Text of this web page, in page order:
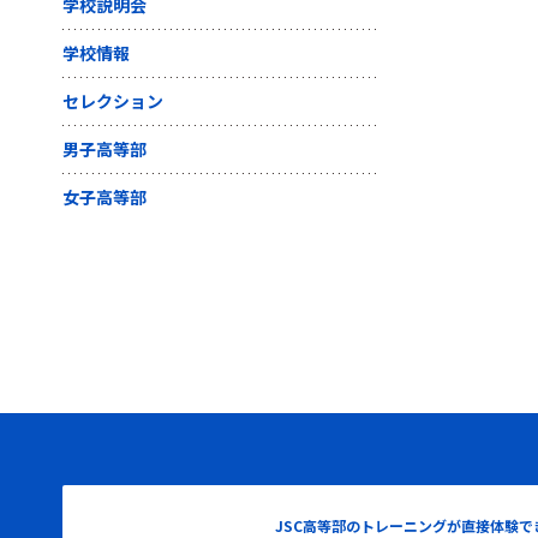
学校説明会
学校情報
セレクション
男子高等部
女子高等部
JSC高等部のトレーニングが直接体験で